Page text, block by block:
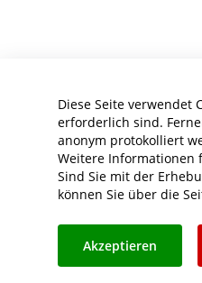
Diese Seite verwendet
erforderlich sind.
anonym protokolliert
Weitere Informationen
Sind Sie mit der
können Sie über die
Akzeptieren